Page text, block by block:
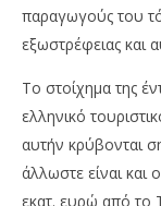
παραγωγούς του
εξωστρέφειας και
Το στοίχημα της
ελληνικό
αυτήν κρύβονται
άλλωστε είναι
εκατ. ευρώ από το